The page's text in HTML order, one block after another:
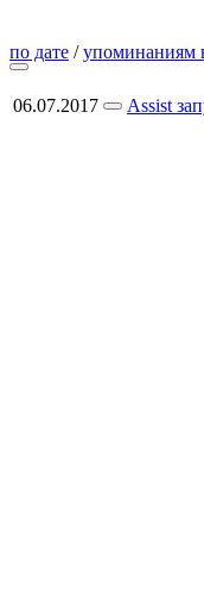
по дате /упоминаниям
06.07.2017 Assist